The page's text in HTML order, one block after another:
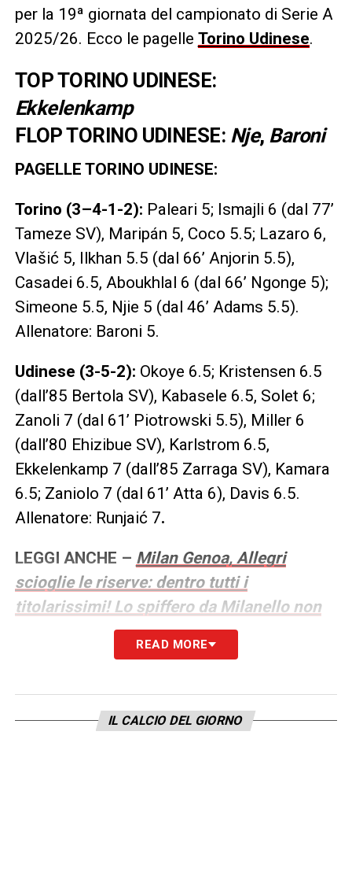
per la 19ª giornata del campionato di Serie A
2025/26. Ecco le pagelle Torino Udinese.
TOP TORINO UDINESE:
Ekkelenkamp
FLOP TORINO UDINESE: Nje, Baroni
PAGELLE TORINO UDINESE:
Torino (3–4-1-2): Paleari 5; Ismajli 6 (dal 77’
Tameze SV), Maripán 5, Coco 5.5; Lazaro 6,
Vlašić 5, Ilkhan 5.5 (dal 66’ Anjorin 5.5),
Casadei 6.5, Aboukhlal 6 (dal 66’ Ngonge 5);
Simeone 5.5, Njie 5 (dal 46’ Adams 5.5).
Allenatore: Baroni 5.
Udinese (3-5-2): Okoye 6.5; Kristensen 6.5
(dall’85 Bertola SV), Kabasele 6.5, Solet 6;
Zanoli 7 (dal 61’ Piotrowski 5.5), Miller 6
(dall’80 Ehizibue SV), Karlstrom 6.5,
Ekkelenkamp 7 (dall’85 Zarraga SV), Kamara
6.5; Zaniolo 7 (dal 61’ Atta 6), Davis 6.5.
Allenatore: Runjaić 7.
LEGGI ANCHE – Milan Genoa, Allegri
scioglie le riserve: dentro tutti i
titolarissimi! Lo spiffero da Milanello non
READ MORE
IL CALCIO DEL GIORNO